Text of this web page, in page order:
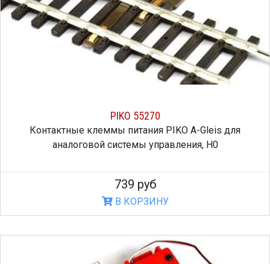
PIKO 55270
Контактные клеммы питания PIKO A-Gleis для
аналоговой системы управления, H0
739 руб
В КОРЗИНУ